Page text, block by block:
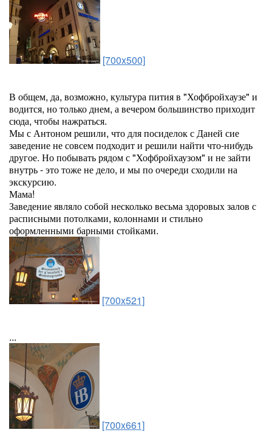
[700x500]
В общем, да, возможно, культура пития в "Хофбройхаузе" и
водится, но только днем, а вечером большинство приходит
сюда, чтобы нажраться.
Мы с Антоном решили, что для посиделок с Даней сие
заведение не совсем подходит и решили найти что-нибудь
другое. Но побывать рядом с "Хофбройхаузом" и не зайти
внутрь - это тоже не дело, и мы по очереди сходили на
экскурсию.
Мама!
Заведение являло собой несколько весьма здоровых залов с
расписными потолками, колоннами и стильно
оформленными барными стойками.
[700x521]
...
[700x661]